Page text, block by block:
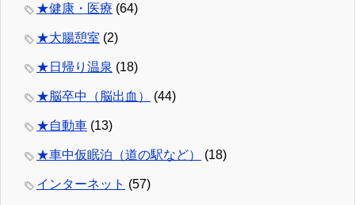
★健康・医療 (64)
★大腸憩室 (2)
★日帰り温泉 (18)
★脳卒中（脳出血） (44)
★自動車 (13)
★車中仮眠泊（道の駅など） (18)
インターネット (57)